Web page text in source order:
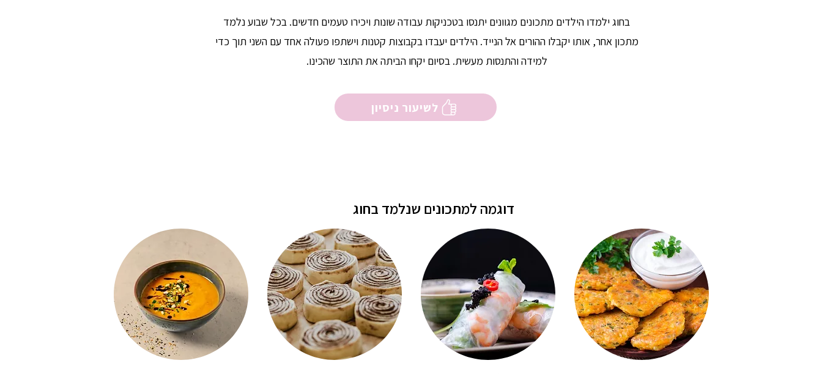
בחוג ילמדו הילדים מתכונים מגוונים יתנסו בטכניקות עבודה שונות ויכירו טעמים חדשים. בכל שבוע נלמד
מתכון אחר, אותו יקבלו ההורים אל הנייד. הילדים יעבדו בקבוצות קטנות וישתפו פעולה אחד עם השני תוך כדי
למידה והתנסות מעשית. בסיום יקחו הביתה את התוצר שהכינו.
לשיעור ניסיון
דוגמה למתכונים שנלמד בחוג